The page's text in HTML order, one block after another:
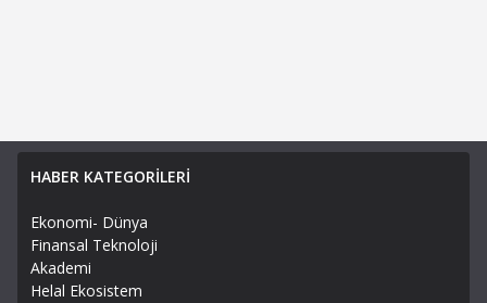
HABER KATEGORİLERİ
Ekonomi- Dünya
Finansal Teknoloji
Akademi
Helal Ekosistem